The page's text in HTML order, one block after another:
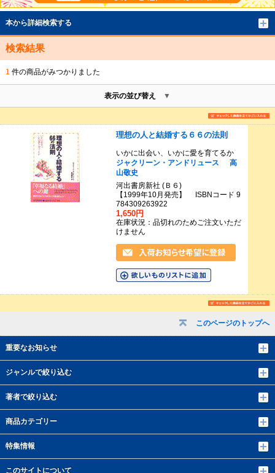
このページのトップへ
重要なお知らせ
ジャンルで絞り込む
著者で絞り込む
商品カテゴリー
特集情報
このサイトについて
本から詳細検索する
検索結果
1 件の商品がみつかりました
表示の並び替え
理想の人と結婚する６６の法則
いかに出会い、いかに愛を育てるか
ジャクリーン・アンドリュース
高
山敬史
河出書房新社 (Ｂ６)
【1999年10月発売】 ISBNコード 9
784309263922
1,650円
在庫状況：品切れのためご注文いただ
けません